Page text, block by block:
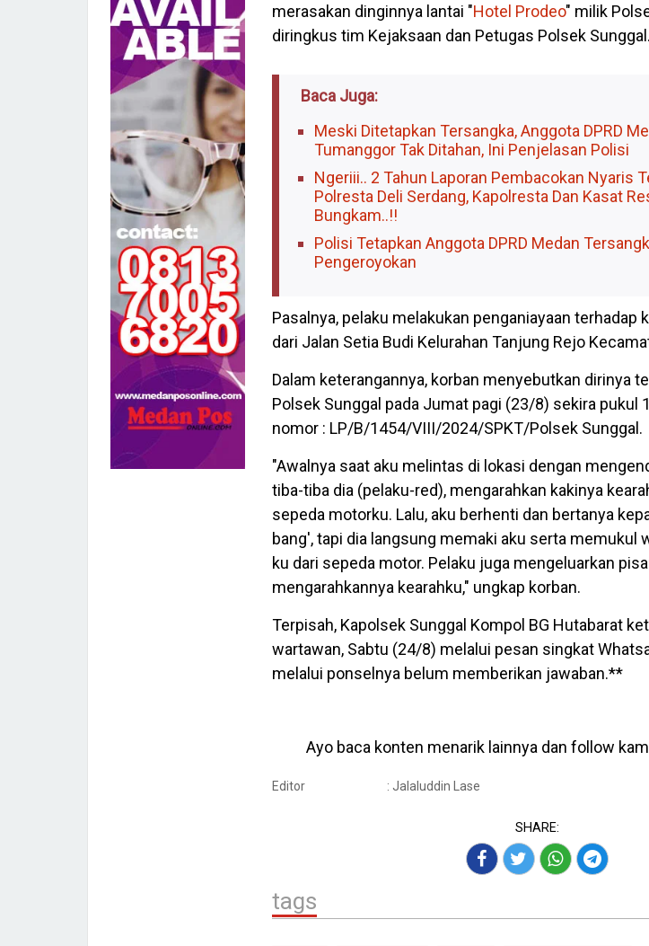
merasakan dinginnya lantai "Hotel Prodeo" milik
diringkus tim Kejaksaan dan Petugas Polsek Sunggal.
Baca Juga:
Meski Ditetapkan Tersangka, Anggota DPRD
Tumanggor Tak Ditahan, Ini Penjelasan Polisi
Ngeriii.. 2 Tahun Laporan Pembacokan Nyaris
Polresta Deli Serdang, Kapolresta Dan Kasat
Bungkam..!!
Polisi Tetapkan Anggota DPRD Medan
Pengeroyokan
Pasalnya, pelaku melakukan penganiayaan terhadap
dari Jalan Setia Budi Kelurahan Tanjung Rejo
Dalam keterangannya, korban menyebutkan dirinya
Polsek Sunggal pada Jumat pagi (23/8) sekira pukul
nomor : LP/B/1454/VIII/2024/SPKT/Polsek Sunggal.
"Awalnya saat aku melintas di lokasi dengan
tiba-tiba dia (pelaku-red), mengarahkan kakinya
sepeda motorku. Lalu, aku berhenti dan bertanya
bang', tapi dia langsung memaki aku serta memukul
ku dari sepeda motor. Pelaku juga mengeluarkan
mengarahkannya kearahku," ungkap korban.
Terpisah, Kapolsek Sunggal Kompol BG Hutabarat
wartawan, Sabtu (24/8) melalui pesan singkat
melalui ponselnya belum memberikan jawaban.**
Ayo baca konten menarik lainnya dan follow
Editor : Jalaluddin Lase
SHARE:
tags